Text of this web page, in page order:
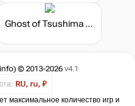
Ghost of Tsushima - Special Edition
© 2013-2026 v4.1
RU, ru, ₽
максимальное количество игр и